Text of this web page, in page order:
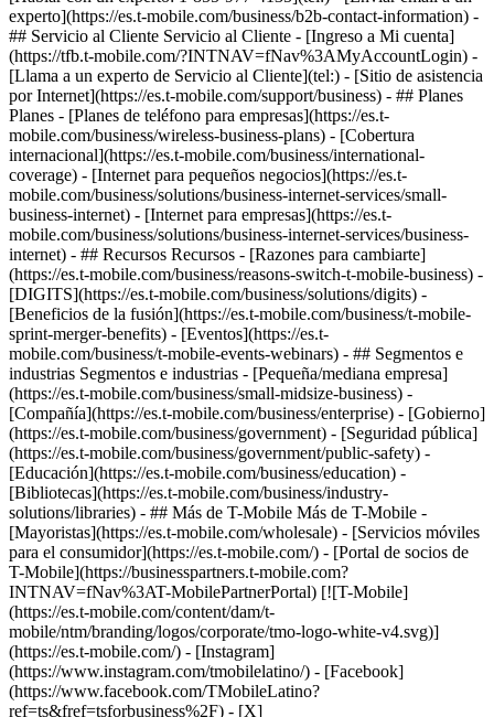
experto](https://es.t-mobile.com/business/b2b-contact-information) -
## Servicio al Cliente Servicio al Cliente - [Ingreso a Mi cuenta]
(https://tfb.t-mobile.com/?INTNAV=fNav%3AMyAccountLogin) -
[Llama a un experto de Servicio al Cliente](tel:) - [Sitio de asistencia
por Internet](https://es.t-mobile.com/support/business) - ## Planes
Planes - [Planes de teléfono para empresas](https://es.t-
mobile.com/business/wireless-business-plans) - [Cobertura
internacional](https://es.t-mobile.com/business/international-
coverage) - [Internet para pequeños negocios](https://es.t-
mobile.com/business/solutions/business-internet-services/small-
business-internet) - [Internet para empresas](https://es.t-
mobile.com/business/solutions/business-internet-services/business-
internet) - ## Recursos Recursos - [Razones para cambiarte]
(https://es.t-mobile.com/business/reasons-switch-t-mobile-business) -
[DIGITS](https://es.t-mobile.com/business/solutions/digits) -
[Beneficios de la fusión](https://es.t-mobile.com/business/t-mobile-
sprint-merger-benefits) - [Eventos](https://es.t-
mobile.com/business/t-mobile-events-webinars) - ## Segmentos e
industrias Segmentos e industrias - [Pequeña/mediana empresa]
(https://es.t-mobile.com/business/small-midsize-business) -
[Compañía](https://es.t-mobile.com/business/enterprise) - [Gobierno]
(https://es.t-mobile.com/business/government) - [Seguridad pública]
(https://es.t-mobile.com/business/government/public-safety) -
[Educación](https://es.t-mobile.com/business/education) -
[Bibliotecas](https://es.t-mobile.com/business/industry-
solutions/libraries) - ## Más de T-Mobile Más de T-Mobile -
[Mayoristas](https://es.t-mobile.com/wholesale) - [Servicios móviles
para el consumidor](https://es.t-mobile.com/) - [Portal de socios de
T-Mobile](https://businesspartners.t-mobile.com?
INTNAV=fNav%3AT-MobilePartnerPortal) [![T-Mobile]
(https://es.t-mobile.com/content/dam/t-
mobile/ntm/branding/logos/corporate/tmo-logo-white-v4.svg)]
(https://es.t-mobile.com/) - [Instagram]
(https://www.instagram.com/tmobilelatino/) - [Facebook]
(https://www.facebook.com/TMobileLatino?
ref=ts&fref=tsforbusiness%2F) - [X]